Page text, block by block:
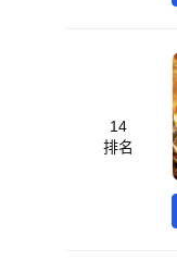
14
排名